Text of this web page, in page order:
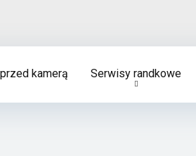
kamerą Serwisy randkowe